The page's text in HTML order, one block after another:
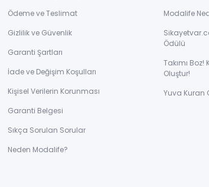
Ödeme ve Teslimat
Gizlilik ve Güvenlik
Garanti Şartları
İade ve Değişim Koşulları
Kişisel Verilerin Korunması
Garanti Belgesi
Sıkça Sorulan Sorular
Neden Modalife?
Modalife
Ödülü
Takımı
Oluştur!
Yuva Kuran